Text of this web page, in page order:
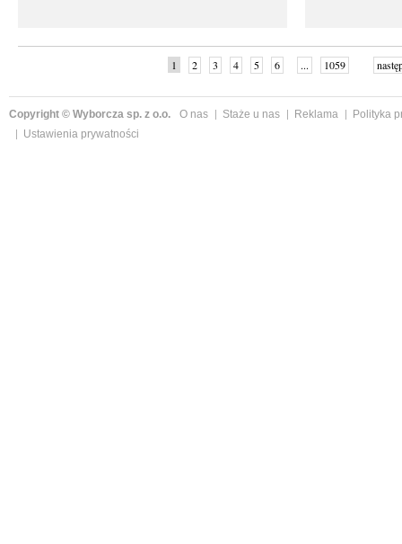
1 2 3 4 5 6 ... 1059
Copyright © Wyborcza sp. z o.o. O nas Staże u nas Reklama
Polityka
Ustawienia prywatności